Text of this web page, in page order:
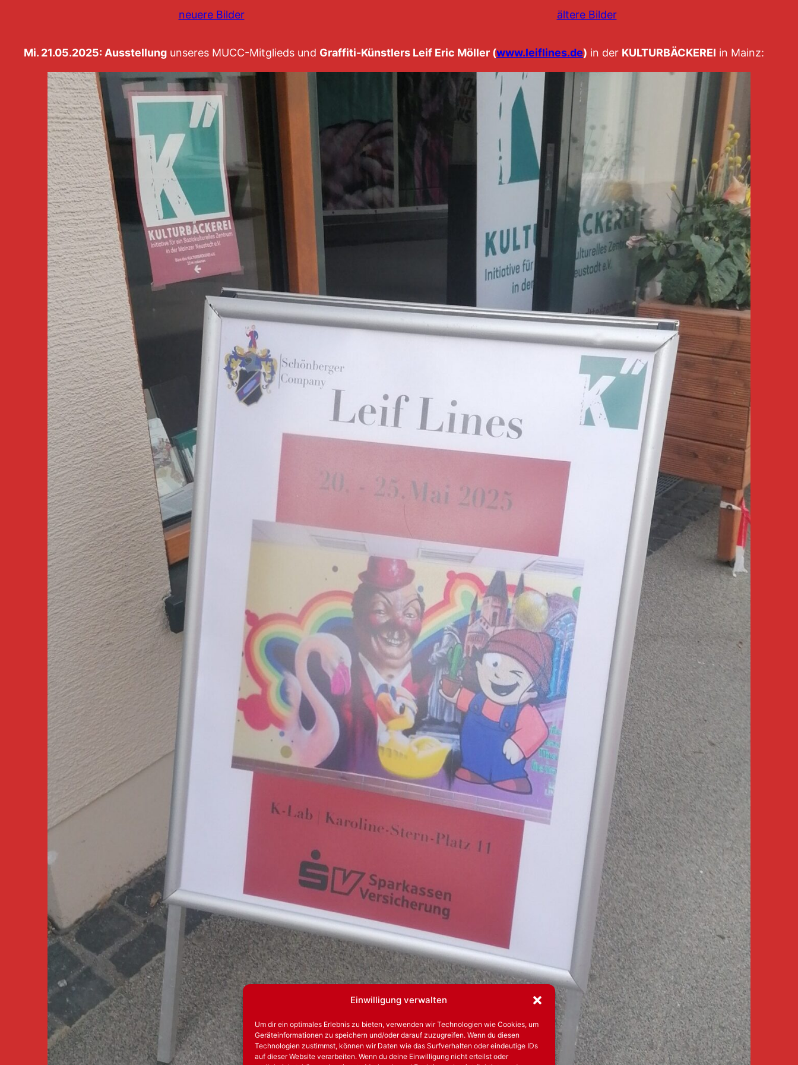
Einwilligung verwalten
Um dir ein optimales Erlebnis zu bieten, verwenden wir Technologien wie Cookies, um
Geräteinformationen zu speichern und/oder darauf zuzugreifen. Wenn du diesen
Technologien zustimmst, können wir Daten wie das Surfverhalten oder eindeutige IDs
auf dieser Website verarbeiten. Wenn du deine Einwilligung nicht erteilst oder
neuere Bilder ältere Bilder
Mi. 21.05.2025: Ausstellung unseres MUCC-Mitglieds und Graffiti-Künstlers Leif Eric Möller (www.leiflines.de) in der KULTURBÄCKEREI in Mainz: